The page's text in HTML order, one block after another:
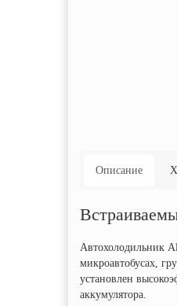
Описание
Автохолодильник
микроавтобусах,
установлен
аккумулятора.